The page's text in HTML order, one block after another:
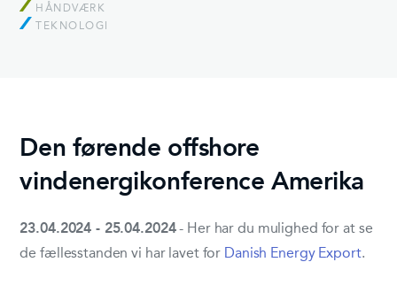
HÅNDVÆRK
TEKNOLOGI
Den førende offshore
vindenergikonference Amerika
23.04.2024 - 25.04.2024- Her har du mulighed for at se
de fællesstanden vi har lavet for Danish Energy Export.